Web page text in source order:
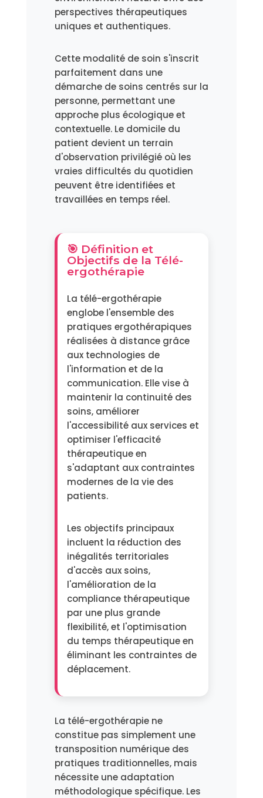
perspectives thérapeutiques
uniques et authentiques.
Cette modalité de soin s'inscrit
parfaitement dans une
démarche de soins centrés sur la
personne, permettant une
approche plus écologique et
contextuelle. Le domicile du
patient devient un terrain
d'observation privilégié où les
vraies difficultés du quotidien
peuvent être identifiées et
travaillées en temps réel.
🎯 Définition et
Objectifs de la Télé-
ergothérapie
La télé-ergothérapie
englobe l'ensemble des
pratiques ergothérapiques
réalisées à distance grâce
aux technologies de
l'information et de la
communication. Elle vise à
maintenir la continuité des
soins, améliorer
l'accessibilité aux services et
optimiser l'efficacité
thérapeutique en
s'adaptant aux contraintes
modernes de la vie des
patients.
Les objectifs principaux
incluent la réduction des
inégalités territoriales
d'accès aux soins,
l'amélioration de la
compliance thérapeutique
par une plus grande
flexibilité, et l'optimisation
du temps thérapeutique en
éliminant les contraintes de
déplacement.
La télé-ergothérapie ne
constitue pas simplement une
transposition numérique des
pratiques traditionnelles, mais
nécessite une adaptation
méthodologique spécifique. Les